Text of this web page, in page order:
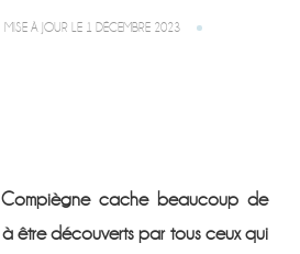
MISE À JOUR LE 1 DÉCEMBRE 2023
DE
COMPIÈGNE
cache beaucoup de
être découverts par tous ceux qui